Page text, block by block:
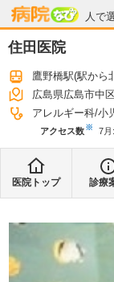
人で
病院
住田医院
鷹野橋駅(駅から
広島県広島市中
アレルギー科 小
アクセス数※ 7月 :
医院トップ 診療